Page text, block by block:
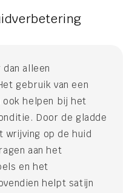
alleen
gebruik van een
ook helpen bij het
Door de gladde
wrijving op de huid
aan het
en het
helpt satijn